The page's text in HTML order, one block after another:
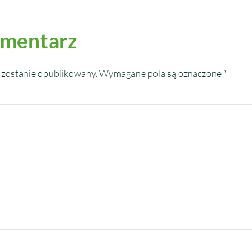
opublikowany. Wymagane pola są oznaczone *